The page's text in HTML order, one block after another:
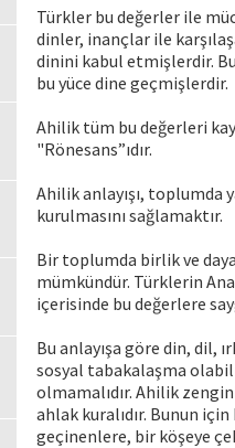
Türkler bu değerler ile
dinler, inançlar ile
dinini kabul etmişlerdir.
bu yüce dine geçmişlerdir.
Ahilik tüm bu değerleri
"Rönesans”ıdır.
Ahilik anlayışı, toplumda
kurulmasını sağlamaktır.
Bir toplumda birlik ve
mümkündür. Türklerin
içerisinde bu değerlere
Bu anlayışa göre din, dil,
sosyal tabakalaşma
olmamalıdır. Ahilik
ahlak kuralıdır. Bunun
geçinenlere, bir köşeye